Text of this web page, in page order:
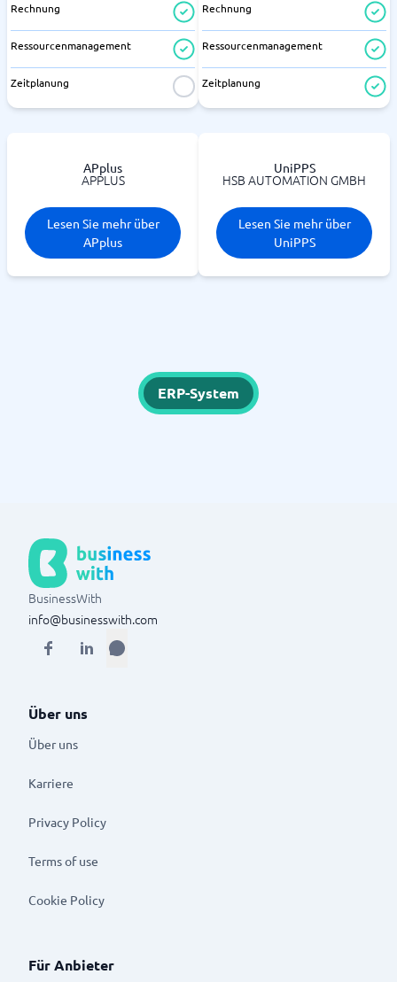
Rechnung
Ressourcenmanagement
Zeitplanung
Rechnung
Ressourcenmanagement
Zeitplanung
APplus
APPLUS
Lesen Sie mehr über
APplus
UniPPS
HSB AUTOMATION GMBH
Lesen Sie mehr über
UniPPS
ERP-System
BusinessWith
info@businesswith.com
Über uns
Über uns
Karriere
Privacy Policy
Terms of use
Cookie Policy
Für Anbieter